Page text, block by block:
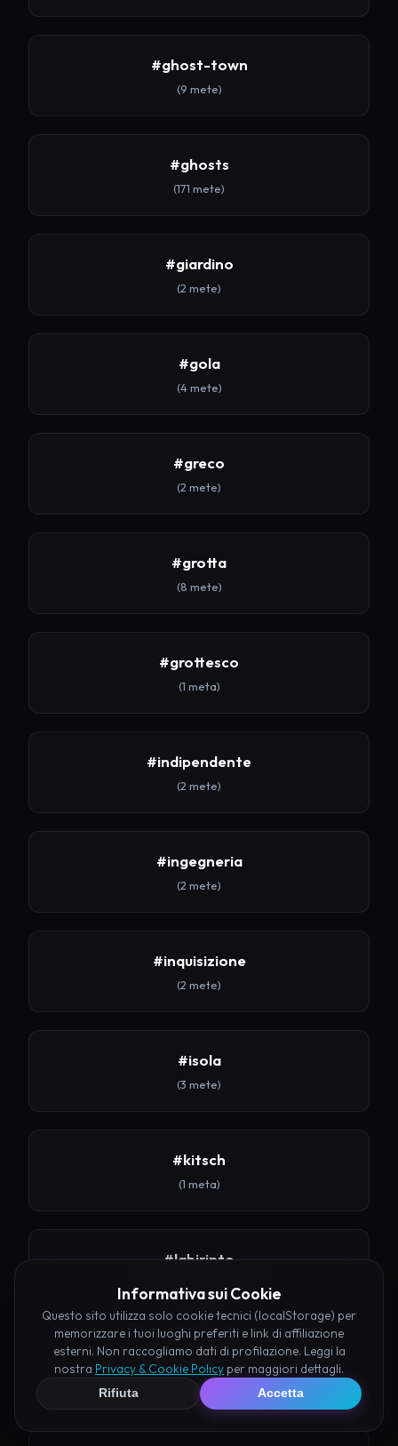
#ghost-town
(9 mete)
#ghosts
(171 mete)
#giardino
(2 mete)
#gola
(4 mete)
#greco
(2 mete)
#grotta
(8 mete)
#grottesco
(1 meta)
#indipendente
(2 mete)
#ingegneria
(2 mete)
#inquisizione
(2 mete)
#isola
(3 mete)
#kitsch
(1 meta)
#labirinto
#lago
(3 mete)
Informativa sui Cookie
Questo sito utilizza solo cookie tecnici (localStorage) per
memorizzare i tuoi luoghi preferiti e link di affiliazione
esterni. Non raccogliamo dati di profilazione. Leggi la
nostra Privacy & Cookie Policy per maggiori dettagli.
Rifiuta Accetta